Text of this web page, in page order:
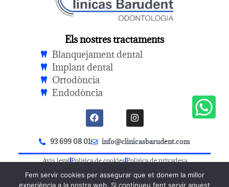
Els nostres tractaments
Blanquejament dental
Implant dental
Ortodòncia
Endodòncia
93 699 08 01 info@clinicasbarudent.com
Avís legalPolítica de cookiesPolítica de privadesa
Fem servir cookies per assegurar que et donem la millor
experiència a la nostra web. Si continueu fent servir aquest